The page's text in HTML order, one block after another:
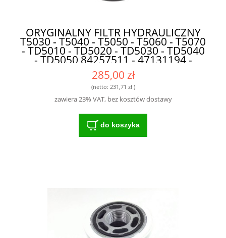
ORYGINALNY FILTR HYDRAULICZNY
T5030 - T5040 - T5050 - T5060 - T5070
- TD5010 - TD5020 - TD5030 - TD5040
- TD5050 84257511 - 47131194 -
84123428 - 48188218 ORYGINAŁ CNH
DO MASZYN ROLNICZYCH
285,00 zł
(netto: 231,71 zł)
zawiera 23% VAT, bez kosztów dostawy
do koszyka